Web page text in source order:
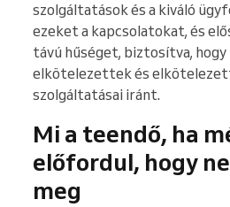
szolgáltatások és a kiváló
ezeket a kapcsolatokat, és
távú hűséget, biztosítva,
elkötelezettek és
szolgáltatásai iránt.
Mi a teendő, ha
előfordul, hogy
meg